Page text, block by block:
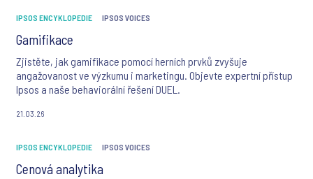
IPSOS ENCYKLOPEDIE IPSOS VOICES
Gamifikace
Zjistěte, jak gamifikace pomocí herních prvků zvyšuje
angažovanost ve výzkumu i marketingu. Objevte expertní přístup
Ipsos a naše behaviorální řešení DUEL.
21.03.26
IPSOS ENCYKLOPEDIE IPSOS VOICES
Cenová analytika